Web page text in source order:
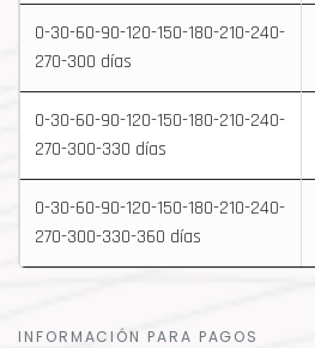
0-30-60-90-120-150-180-210-240-
270-300 días
0-30-60-90-120-150-180-210-240-
270-300-330 días
0-30-60-90-120-150-180-210-240-
270-300-330-360 días
INFORMACIÓN PARA PAGOS